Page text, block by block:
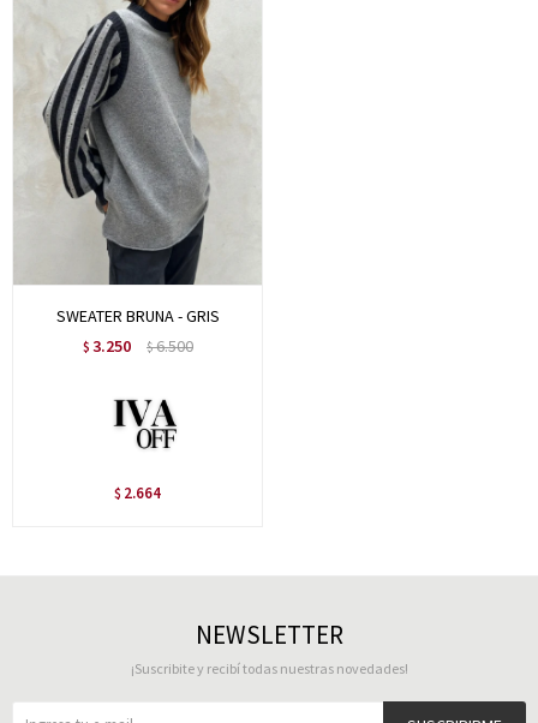
SWEATER BRUNA - GRIS
$ 3.250 $6.500
$ 2.664
NEWSLETTER
¡Suscribite y recibí todas nuestras novedades!